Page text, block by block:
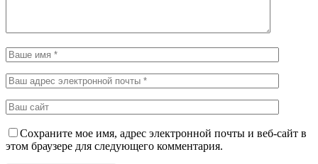
Сохраните мое имя, адрес электронной почты и веб-сайт в
этом браузере для следующего комментария.